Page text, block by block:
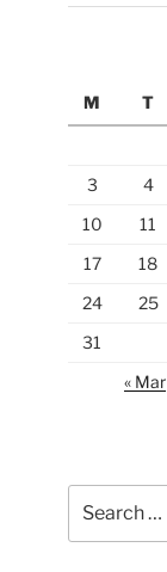
M
T
3
4
10
11
17
18
24
25
31
« Mar
for: